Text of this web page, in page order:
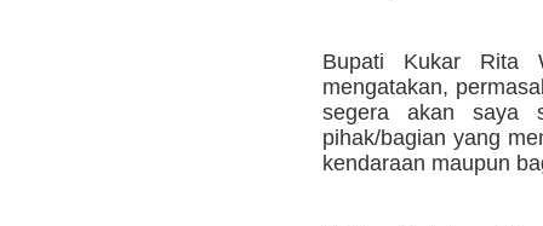
Bupati Kukar Rita
mengatakan,
segera akan saya
pihak/bagian yang
kendaraan maupun